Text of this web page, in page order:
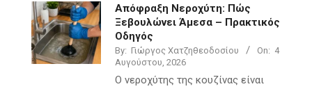
Απόφραξη Νεροχύτη: Πώς
Ξεβουλώνει Άμεσα – Πρακτικός
Οδηγός
By: Γιώργος Χατζηθεοδοσίου On: 4
Αυγούστου, 2026
Ο νεροχύτης της κουζίνας είναι